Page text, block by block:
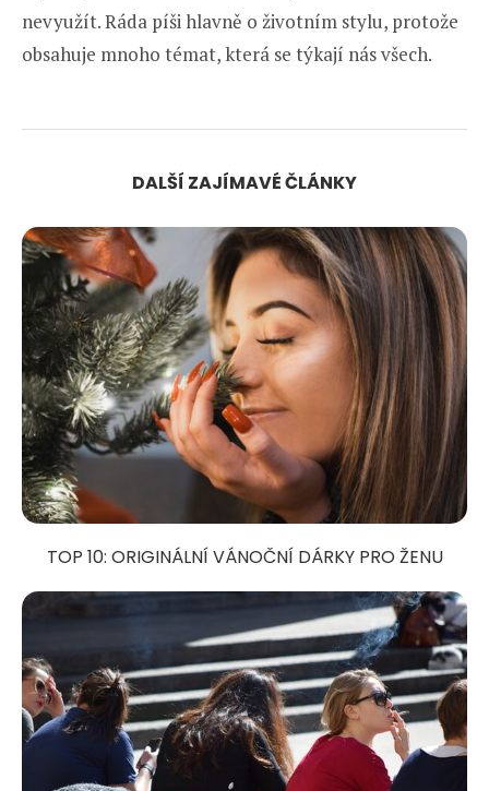
nevyužít. Ráda píši hlavně o životním stylu, protože
obsahuje mnoho témat, která se týkají nás všech.
DALŠÍ ZAJÍMAVÉ ČLÁNKY
TOP 10: ORIGINÁLNÍ VÁNOČNÍ DÁRKY PRO ŽENU